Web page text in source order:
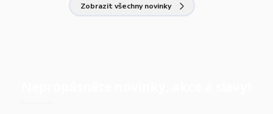
Zobrazit všechny novinky